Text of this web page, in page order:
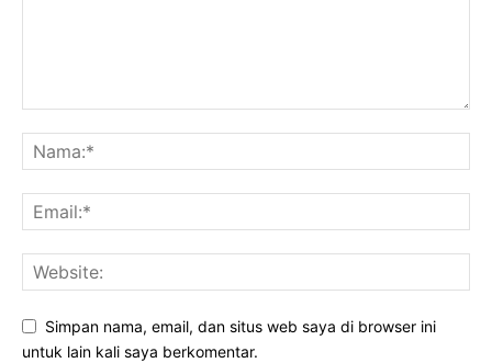
Simpan nama, email, dan situs web saya di browser ini
untuk lain kali saya berkomentar.